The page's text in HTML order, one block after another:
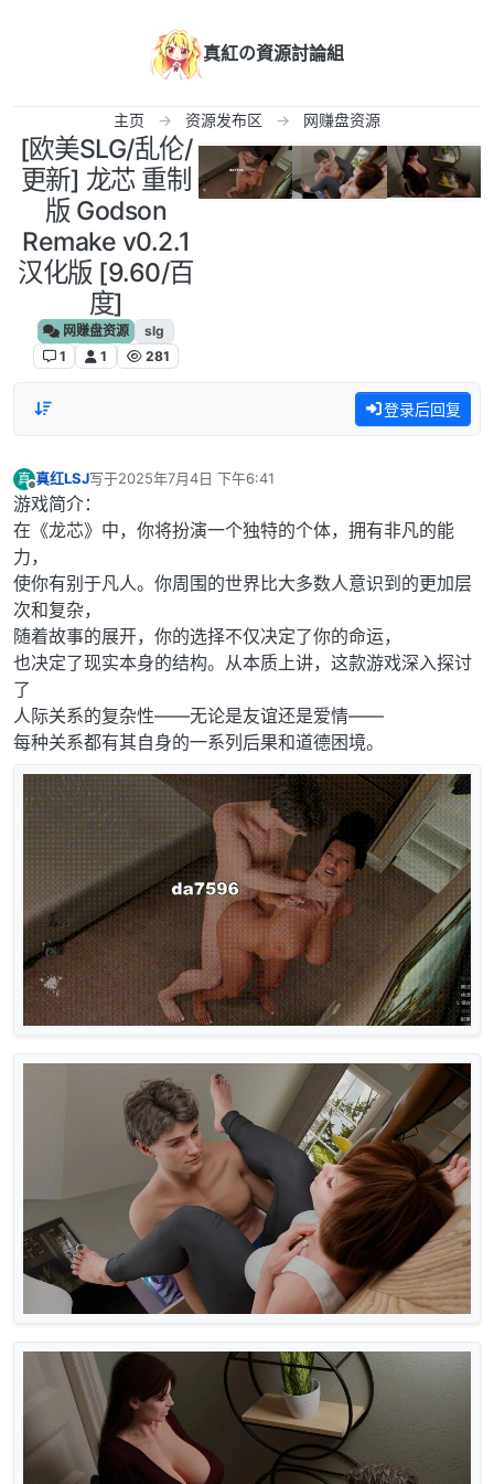
真紅の資源討論組
主页 资源发布区 网赚盘资源
[欧美SLG/乱伦/
更新] 龙芯 重制
版 Godson
Remake v0.2.1
汉化版 [9.60/百
度]
网赚盘资源
slg
1
1 281
登录后回复
真
离线
真红LSJ写于2025年7月4日 下午6:41
最后由 编辑
游戏简介：
在《龙芯》中，你将扮演一个独特的个体，拥有非凡的能
力，
使你有别于凡人。你周围的世界比大多数人意识到的更加层
次和复杂，
随着故事的展开，你的选择不仅决定了你的命运，
也决定了现实本身的结构。从本质上讲，这款游戏深入探讨
了
人际关系的复杂性——无论是友谊还是爱情——
每种关系都有其自身的一系列后果和道德困境。